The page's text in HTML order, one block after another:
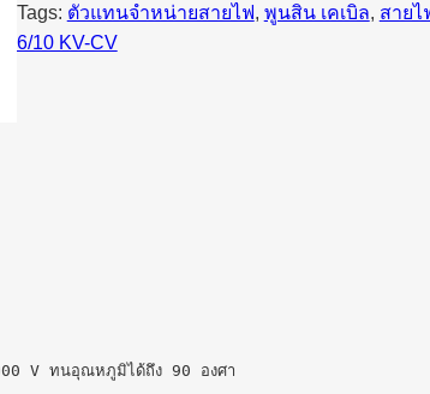
Tags: ตัวแทนจำหน่ายสายไฟ, พูนสิน เคเบิล, สายไ
6/10 KV-CV
V ทนอุณหภูมิได้ถึง 90 องศา